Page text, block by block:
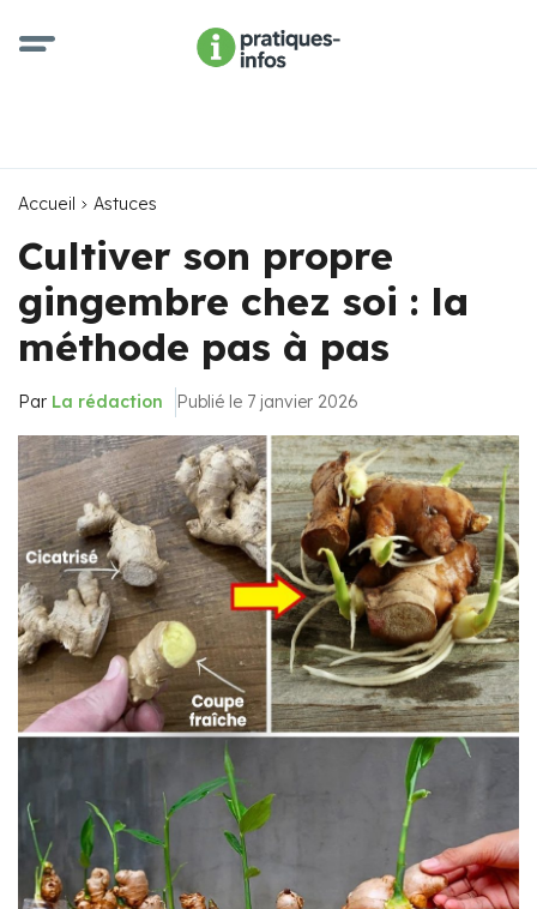
Accueil Astuces
Cultiver son propre
gingembre chez soi : la
méthode pas à pas
Par La rédaction Publié le 7 janvier 2026